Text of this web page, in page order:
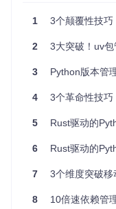
断开发流？uv的缓
率问题？
2.2 跨平台依赖管理
uv通过统一的依赖
步骤：
准备：初始化项
1 3个颠覆性技
2 3大突破！uv
3 Python版本管理新
4 3个革命性技巧：
5 Rust驱动的Python工
6 Rust驱动的Python
7 3个维度突破移
8 10倍速依赖管